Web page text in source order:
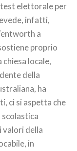
elettorale per
infatti,
a
proprio
chiesa locale,
della
ha
ci si aspetta che
scolastica
valori della
in